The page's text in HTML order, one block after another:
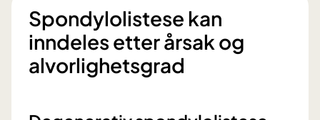
Spondylolistese kan
inndeles etter årsak og
alvorlighetsgrad